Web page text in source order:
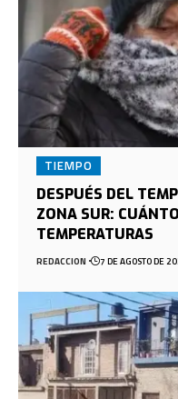
TIEMPO
DESPUÉS DEL
ZONA SUR:
TEMPERATURAS
REDACCION 7 DE AGOSTO DE